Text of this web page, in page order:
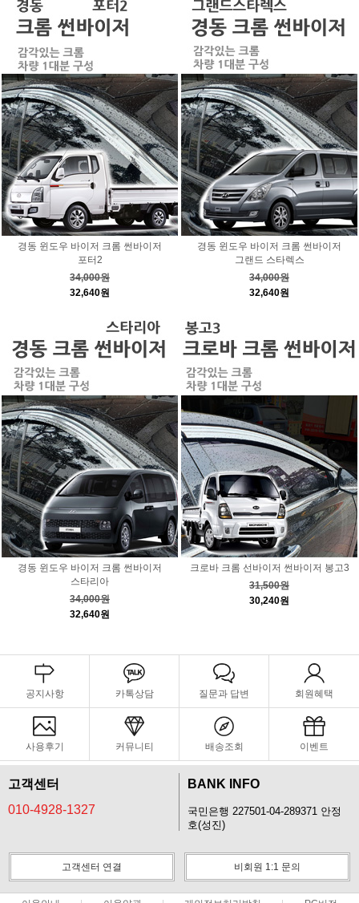
경동 윈도우 바이저 크롬 썬바이저
포터2
34,000원
32,640원
경동 윈도우 바이저 크롬 썬바이저
그랜드 스타렉스
34,000원
32,640원
경동 윈도우 바이저 크롬 썬바이저
스타리아
34,000원
32,640원
크로바 크롬 선바이저 썬바이저 봉고3
31,500원
30,240원
공지사항 카톡상담 질문과 답변 회원혜택
사용후기 커뮤니티 배송조회 이벤트
고객센터
010-4928-1327
BANK INFO
국민은행 227501-04-289371 안정
호(성진)
고객센터 연결 비회원 1:1 문의